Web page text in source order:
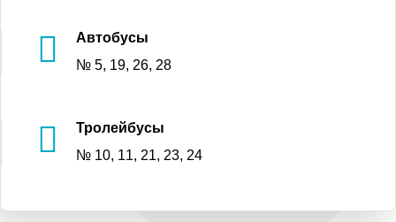
Автобусы
№ 5, 19, 26, 28
Тролейбусы
№ 10, 11, 21, 23, 24